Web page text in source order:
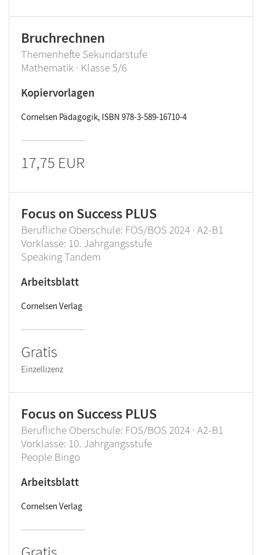
Bruchrechnen
Themenhefte Sekundarstufe
Mathematik · Klasse 5/6
Kopiervorlagen
Cornelsen Pädagogik, ISBN 978-3-589-16710-4
17,75 EUR
Focus on Success PLUS
Berufliche Oberschule: FOS/BOS 2024 · A2-B1
Vorklasse: 10. Jahrgangsstufe
Speaking Tandem
Arbeitsblatt
Cornelsen Verlag
Gratis
Einzellizenz
Focus on Success PLUS
Berufliche Oberschule: FOS/BOS 2024 · A2-B1
Vorklasse: 10. Jahrgangsstufe
People Bingo
Arbeitsblatt
Cornelsen Verlag